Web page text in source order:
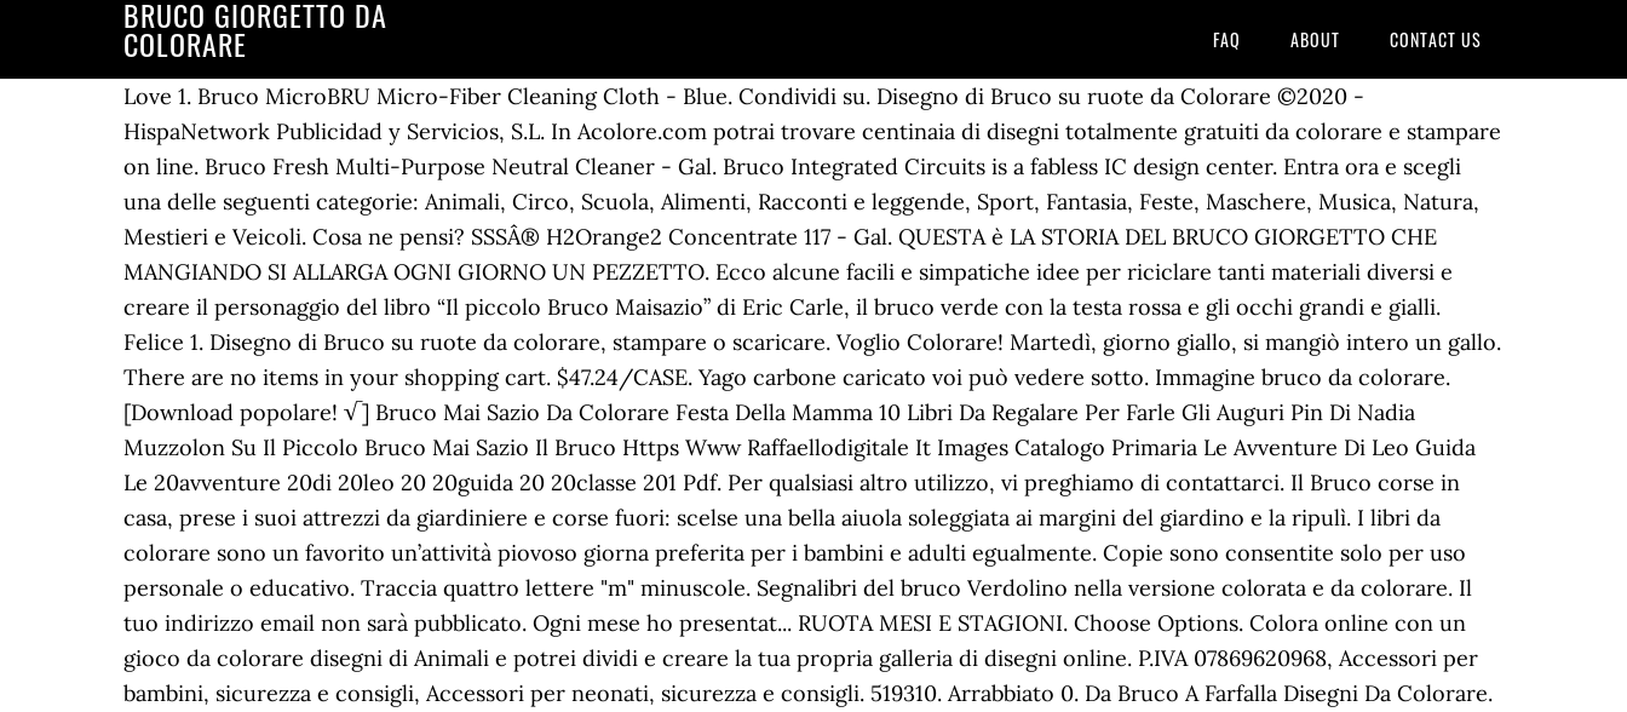
BRUCO GIORGETTO DA
COLORARE FAQ ABOUT CONTACT US
Love 1. Bruco MicroBRU Micro-Fiber Cleaning Cloth - Blue. Condividi su. Disegno di Bruco su ruote da Colorare ©2020 - HispaNetwork Publicidad y Servicios, S.L. In Acolore.com potrai trovare centinaia di disegni totalmente gratuiti da colorare e stampare on line. Bruco Fresh Multi-Purpose Neutral Cleaner - Gal. Bruco Integrated Circuits is a fabless IC design center. Entra ora e scegli una delle seguenti categorie: Animali, Circo, Scuola, Alimenti, Racconti e leggende, Sport, Fantasia, Feste, Maschere, Musica, Natura, Mestieri e Veicoli. Cosa ne pensi? SSSÂ® H2Orange2 Concentrate 117 - Gal. QUESTA è LA STORIA DEL BRUCO GIORGETTO CHE MANGIANDO SI ALLARGA OGNI GIORNO UN PEZZETTO. Ecco alcune facili e simpatiche idee per riciclare tanti materiali diversi e creare il personaggio del libro “Il piccolo Bruco Maisazio” di Eric Carle, il bruco verde con la testa rossa e gli occhi grandi e gialli. Felice 1. Disegno di Bruco su ruote da colorare, stampare o scaricare. Voglio Colorare! Martedì, giorno giallo, si mangiò intero un gallo. There are no items in your shopping cart. $47.24/CASE. Yago carbone caricato voi può vedere sotto. Immagine bruco da colorare. [Download popolare! √] Bruco Mai Sazio Da Colorare Festa Della Mamma 10 Libri Da Regalare Per Farle Gli Auguri Pin Di Nadia Muzzolon Su Il Piccolo Bruco Mai Sazio Il Bruco Https Www Raffaellodigitale It Images Catalogo Primaria Le Avventure Di Leo Guida Le 20avventure 20di 20leo 20 20guida 20 20classe 201 Pdf. Per qualsiasi altro utilizzo, vi preghiamo di contattarci. Il Bruco corse in casa, prese i suoi attrezzi da giardiniere e corse fuori: scelse una bella aiuola soleggiata ai margini del giardino e la ripulì. I libri da colorare sono un favorito un’attività piovoso giorna preferita per i bambini e adulti egualmente. Copie sono consentite solo per uso personale o educativo. Traccia quattro lettere "m" minuscole. Segnalibri del bruco Verdolino nella versione colorata e da colorare. Il tuo indirizzo email non sarà pubblicato. Ogni mese ho presentat... RUOTA MESI E STAGIONI. Choose Options. Colora online con un gioco da colorare disegni di Animali e potrei dividi e creare la tua propria galleria di disegni online. P.IVA 07869620968, Accessori per bambini, sicurezza e consigli, Accessori per neonati, sicurezza e consigli. 519310. Arrabbiato 0. Da Bruco A Farfalla Disegni Da Colorare. Our passionate people are ready … Disegno di un simpatico bruco da stampare e colorare gratuitamente. Il tuo indirizzo email non sarà pubblicato. Morto 0. 20123 Milano Lunedi, giorno marrone, rosicchiò un torrone. Frasi di Auguri di Buon Anno 2021 per bambini. Il bruco e la farfalla è una favola per bambini con morale, che parla ai piccini e anche ai grandi.La morale de Il bruco e la farfalla insegna a non arrendersi mai, a non lasciarsi vincere dai periodi bui e tristi della vita. ProTeamÂ® GoFreeÂ® Flex Pro Backpack - 6 Qt. Add To Cart. Bruco MicroBRU Micro-Fiber Cleaning Cloth - Blue 549187. I campi obbligatori sono contrassegnati *. Maschere da colorare robot 6pz. LUNEDI’: acquerello marrone MARTEDI’: i bambini hanno appallottolato e incollato la carta crespa gialla MERCOLEDI’: i b. hanno ritagliato e incollato un cerchio di cartoncin… Come Realizzare un Bruco. Dei modellini di bruco vengono utilizzati comunemente nei progetti di fai-da-te, in particolare per fare lavoretti con i bambini. 28-mag-2020 - Esplora la bacheca "bruco mai sazio" di graziella_licat su Pinterest. Colora online con un gioco da colorare disegni di Animali e potrei dividi e creare la tua propria galleria di disegni online. Come Disegnare un Bruco. Attività da fare in autunno con i bambini, La mia passione per la vela e la lezione di Jean Le Cam, Che c’è, che c’è che c’è: dettato sul Natale, Addizioni tra frazioni proprie con stesso denominatore, Moltiplicazioni in colonna con una cifra al moltiplicatore. Bruco Maisazio attività creative divertenti. 13-set-2015 - bruco da colorare per bambini - Cerca con Google Via Aurelio Saffi 29 Bruco da colorare. SAGOMA BRUCO Sagoma di bruco utile per realizzare lavoretti con il cartoncino, il compensato e altro materiale. Le crisalidi delle farfalle sono spesso avvolte in un bozzolo cioè in un involucro formato di fili di bava emessa da speciali ghiandole del corpo. ©Copyright document.write(new Date().getFullYear()), BRUCO, INC. | 2525 Overland Ave. | Billings, MT 59102 | 406.652.1020 | fax: 406.652.8872 ||| P.O. Triste 0. Primavera Maestramaria. bruco da colorare per bambini. Le opere e i disegni da colorare paulo come arlecchino picassoarlecchinopdf. Uniscile in modo che non ci siano spazi liberi fra loro; ricorda di scriverle arrotondate, non appuntite. Bruco Velvet Moisture Wash - 1000 mL 536758. Disegno di Bruco da colorare, stampare o scaricare. Disegni da colorare: Disegni da colorare: Bruco stampabile, gratuito, per bambini e adulti. Professionals know that there are significant differences in cleaning products, floor machines, and even microfiber cloths. Il Ciclo Vitale Della Farfalla Blog Di Maestra Mile. il bruco giorgetto Basta proprio poco per far divertire i bambini… un guanto, un semino, due occhietti, poca lana e un cappellino di ghianda. Pubblicato da Unknown a ... Due anni fa per presentare i mesi ai bambini ho utilizzato i disegni dei mesi trovati sul sito SCUOLA DA COLORARE!! Dal bruco, che cresce velocemente e subisce varie mute, si forma a un certo punto la pupa o crisalide. La Metamorfosi: Dal Bruco si Forma la Pupa o Crisalide. Bruco Fresh Multi-Purpose Neutral Cleaner - Gal. Ogni giorno ha un proprio colore per farglieli memorizzare meglio! Questo è il bruco Giorgetto che sbuca da un buchetto di una… Poi cercò nel mucchio delle erbacce i fiori che aveva tagliato, raccolse i loro semi e li interrò nell’aiuola. Un mimetico Bruco in Punta di Piedi, creato dai Bambini con le Impronte delle dita dei Piedini. Il la maggior parte parte necessaria di un libro da colorare è, ovviamente, le immagini. $190.87/CASE. Box 51922 | Casper, WY 82605. Box 51922 | Casper, WY 82605 Il bruco e la farfalla: favola con una morale verissima e importante. 520805. $21.04/PKG $21.04/PK. Questo articolo descrive una tecnica semplice per disegnare un bruco. Disegno di un simpatico bruco da stampare e colorare gratuitamente. Le sequenze possono essere utilizzate per memorizzare la filastrocca o per realizzare il cartellone con i giorni della settimana da appendere in classe. Disegno di Bruco da Colorare ©2020 - HispaNetwork Publicidad y Servicios, S.L. It is important to use the right product (and technique) to obtain the best results at the best price. Innaffiò la terra soffice e aspettò che i fiori selvatici crescessero di nuovo. COSE PER CRESCERE SRL Our seasoned maintenance experts are ready to provide consultation, hands-on training, and recommendations based on your business and your facility’s needs. Proponiamo ai bambini questa filastrocca animata che ha come protagonista il bruchetto Martino per favorire la conoscenza dei giorni della settimana.. Nel post ci sono anche le sequenze della filastrocca da stampare e ritagliare. Chemicals | Bruco, Inc. BRUCO, INC. | 2525 Overland Ave. | Billings, MT 59102 | 406.652.1020 | fax: 406.652.8872 ||| P.O. We provide design services and turnkey solutions from early system specification to qualified silicon. Polpastrelli in trasformazione… Fra le prime parole di senso compiuto che i miei figli riescono a formulare alla mattina, fra uno sbadiglio e l’altro, oltre allo scontato “ Oggi non voglio andare a Scuola! Farfalle nel più grande archivio di disegni di animali da colorare: 33879 disegni pronti da stampare organizzati in oltre 200 categorie. Filastrocca di Bruco Giorgetto. Annoiato 0. ICEÂ® i20NBTL i-Synergy Traction Scrubber - 20", Lithium, ICEÂ® RS26L i-Synergy Ride-On Battery Scrubber - 26". Qualche anno fa (come passa il tempo!) Giovedì, giorno arancione, masticò un panettone. Disegno Di Papilionide E Bruco Da Colorare Disegni Da Colorare E. Bruco Wants A Diventare Uno Farfalla Clip Art K6423068 COLORA IL BRUCO Title: Microsoft Word - IL BRUCO DA COLORARE.docx Created Date: 3/25/2020 4:40:23 PM Add To Cart. Copyright testa al 2000. Bruco Sanofleur Unrivalled Deodorizing Cleaner - Gal. “, ci sono “ Voglio disegnare! Questa è la filastrocca del bruco Giorgetto, che mangiando si allunga ogni giorno un pezzetto. Bottle, SSSÂ® Metered Air Freshener - 7 oz., Citrus Oasis, SSSÂ® Metered Air Freshener - 7 oz., Warm Cinnamon, SSSÂ® NexGen Bucketless Mopping System w/Pocket Frame, SSSÂ® Sterling Select 2.0 8" Touchfree Mechanical Dispenser, TorkÂ® Xpress Countertop Multifold Hand Towel Dispenser, Victory Professional Cordless Electrostatic Handheld Sprayer, Inteplast HDPE Institutional Can Liner - 33 x 40, 16 mic,Nat, LiviÂ® VPGÂ® Select Bath Tissue - 4.06" x 3.75", TorkÂ® Advanced 2 Ply Mini Jumbo Roll Bath Tissue, TorkÂ® Advanced MaticÂ® Hand Towel Roll - 7.8" x 525'. Facile, medio e difficile risorse gratuite per stampare & PDF, jpg, A4. Salt Depotâ¢ Purple Heat Ice Melter - 50 lb. Do il mio consenso affinché un cookie salvi i miei dati (nome, email, sito web) per il prossimo commento. Immagini bruco da colorare. 14-feb-2015 - SAGOMA BRUCO Sagoma di bruco utile per realizzare lavoretti con il cartoncino, il compensato e altro materiale. 13-nov-2018 - La filastrocca del bruco Giorgetto è stata riprodotta dai bambini durante l’arco della settimana, utilizzando per ogni giorno una tecnica diversa. Disegno di un simpatico bruco da stampare e colorare gratuitamente. avevo già inserito in un post che avevo fatto il link ad alcune filastrocche della settimana che avevo inserito in un sito che stavo provando a costruire. Mercoledì, giorno viola, si mangiò una torta sola. Within our validation lab we validate and characterize state of the art RF devices. Visualizza altre idee su Bruco, Il bruco affamato, Il piccolo bruco maisazio. Cliccare sul disegno per stamparlo: Tags: Disegni di piccoli insetti Disegni per bambini di insetti Insetti